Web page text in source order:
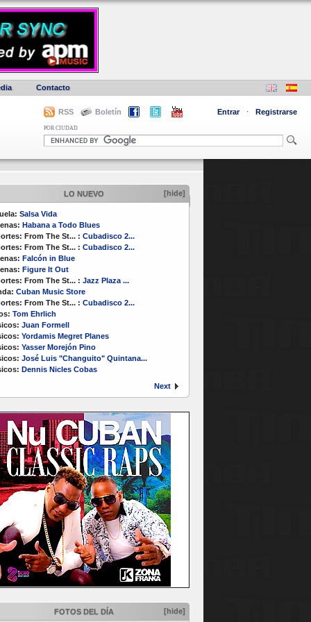
Contacto
RSS Boletín Entrar · Registrarse
POR CIUDAD
LO NUEVO [hide]
Salsa Vida
Habana a Todo Blues
From The St... : Cubadisco 2...
From The St... : Cubadisco 2...
Falcón in Blue
Figure It Out
From The St... : Jazz Plaza ...
Cuban Music Store
From The St... : Cubadisco 2...
Tom Ehrlich
Juan Formell
Yordamis Megret Planes
Yasser Morejón Pino
José Luis "Changuito" Quintana...
Dennis Nicles Cobas
Next
FOTOS DEL DÍA [hide]